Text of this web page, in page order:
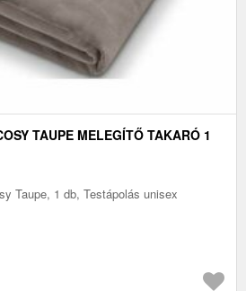
TAUPE MELEGÍTŐ TAKARÓ 1
Taupe, 1 db, Testápolás unisex